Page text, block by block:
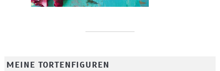
MEINE TORTENFIGUREN